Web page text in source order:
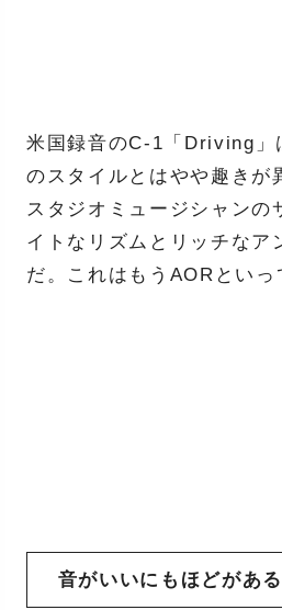
米国録音のC-1「Driving」
のスタイルとはやや趣きが
スタジオミュージシャンの
イトなリズムとリッチなア
だ。これはもうAORといっ
音がいいにもほどがあ